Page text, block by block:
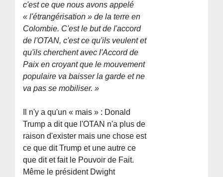
c'est ce que nous avons appelé
« l'étrangérisation » de la terre en
Colombie. C'est le but de l'accord
de l'OTAN, c'est ce qu'ils veulent et
qu'ils cherchent avec l'Accord de
Paix en croyant que le mouvement
populaire va baisser la garde et ne
va pas se mobiliser. »
Il n'y a qu'un « mais » : Donald
Trump a dit que l'OTAN n'a plus de
raison d'exister mais une chose est
ce que dit Trump et une autre ce
que dit et fait le Pouvoir de Fait.
Même le président Dwight